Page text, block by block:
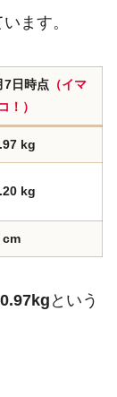
ます。
7日時点 （イマ
！）
kg
kg
cm
という